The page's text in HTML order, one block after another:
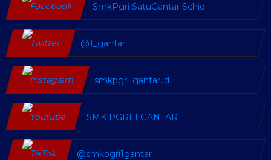
SmkPgri SatuGantar Schid
@1_gantar
smkpgri1gantar.id
SMK PGRI 1 GANTAR
@smkpgri1gantar